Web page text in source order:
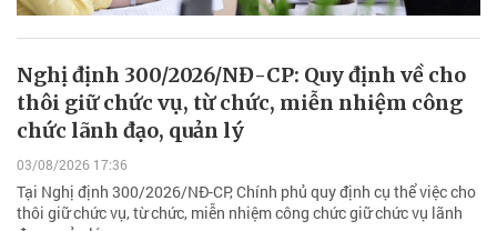
Nghị định 300/2026/NĐ-CP: Quy định về cho
thôi giữ chức vụ, từ chức, miễn nhiệm công
chức lãnh đạo, quản lý
03/08/2026 17:36
Tại Nghị định 300/2026/NĐ-CP, Chính phủ quy định cụ thể việc cho
thôi giữ chức vụ, từ chức, miễn nhiệm công chức giữ chức vụ lãnh